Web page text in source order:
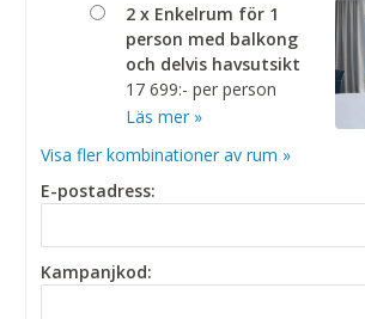
2 x Enkelrum för 1
person med balkong
och delvis havsutsikt
17 699:- per person
Läs mer »
Visa fler kombinationer av rum »
E-postadress:
Kampanjkod: